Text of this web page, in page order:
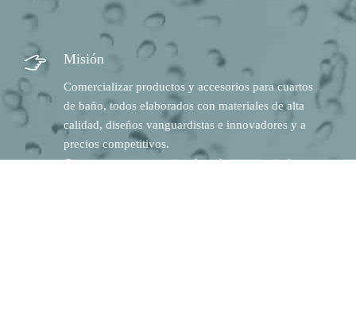
Misión
Comercializar productos y accesorios para cuartos
de baño, todos elaborados con materiales de alta
calidad, diseños vanguardistas e innovadores y a
precios competitivos.
Contamos con un equipo de trabajo capacitado y